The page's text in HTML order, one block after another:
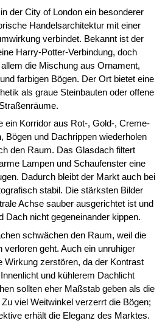
der City of London ein besonderer
Handelsarchitektur mit einer
verbindet. Bekannt ist der
Harry-Potter-Verbindung, doch
die Mischung aus Ornament,
farbigen Bögen. Der Ort bietet eine
als graue Steinbauten oder offene
Straßenräume.
ein Korridor aus Rot-, Gold-, Creme-
Bögen und Dachrippen wiederholen
den Raum. Das Glasdach filtert
Lampen und Schaufenster eine
Dadurch bleibt der Markt auch bei
stabil. Die stärksten Bilder
Achse sauber ausgerichtet ist und
Dach nicht gegeneinander kippen.
schwächen den Raum, weil die
verloren geht. Auch ein unruhiger
Wirkung zerstören, da der Kontrast
und kühlerem Dachlicht
sollten eher Maßstab geben als die
viel Weitwinkel verzerrt die Bögen;
erhält die Eleganz des Marktes.